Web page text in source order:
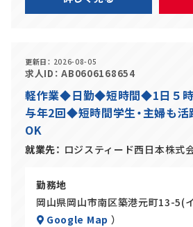
更新日 2026-08-05
求人ID AB0606168654
軽作業◆日勤◆短時間◆1日５
与年2回◆短時間学生・主婦も
OK
就業先 ロジスティード西日本株式
勤務地
岡山県岡山市南区築港元町13-5(
Google Map ）